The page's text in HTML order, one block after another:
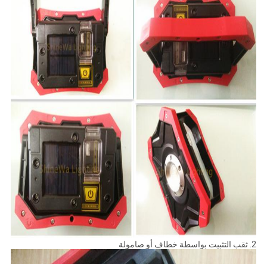
2. ثقب التثبيت بواسطة خطاف أو صامولة